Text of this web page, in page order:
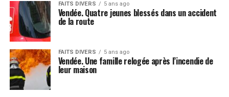
FAITS DIVERS 5 ans ago
Vendée. Quatre jeunes blessés dans un accident
de la route
FAITS DIVERS 5 ans ago
Vendée. Une famille relogée après l’incendie de
leur maison